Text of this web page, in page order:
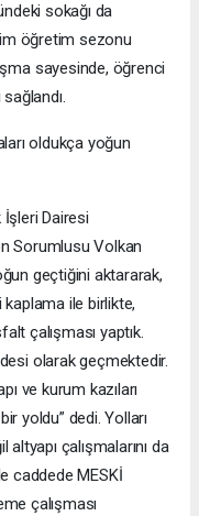
sokağı da
öğretim sezonu
sayesinde, öğrenci
oldukça yoğun
İşleri Dairesi
Sorumlusu Volkan
geçtiğini aktararak,
ile birlikte,
çalışması yaptık.
olarak geçmektedir.
ve kurum kazıları
yoldu” dedi. Yolları
çalışmalarını da
caddede MESKİ
çalışması